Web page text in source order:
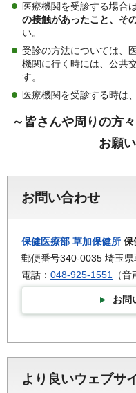
医療機関を受診する場合は
の接触があったこと、そ
い。
受診の方法については、
機関に行く時には、公共
す。
医療機関を受診する時は
～皆さんや周りの方
お願
お問い合わせ
保健医療部 草加保健所 保
郵便番号340-0035 埼玉
電話： 048-925-1551 （
お問
より良いウェブサ